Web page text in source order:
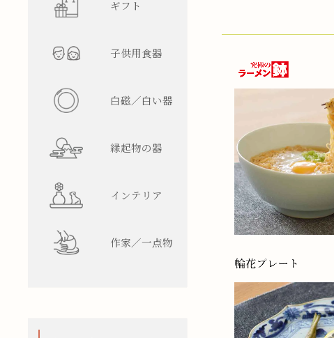
ギフト
子供用食器
白磁／白い器
縁起物の器
インテリア
作家／一点物